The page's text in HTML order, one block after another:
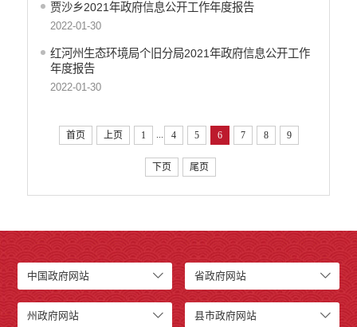
贾沙乡2021年政府信息公开工作年度报告
2022-01-30
红河州生态环境局个旧分局2021年政府信息公开工作
年度报告
2022-01-30
首页 上页 1 ... 4 5 6 7 8 9
下页 尾页
中国政府网站 省政府网站
州政府网站 县市政府网站